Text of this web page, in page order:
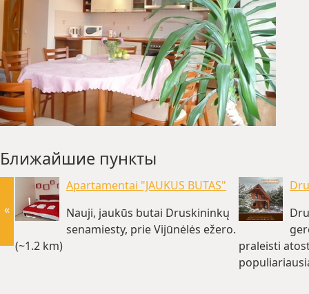
Ближайшие пункты
Apartamentai "JAUKUS BUTAS"
Nauji, jaukūs butai Druskininkų
senamiesty, prie Vijūnėlės ežero.
(~1.2 km)
praleisti
«